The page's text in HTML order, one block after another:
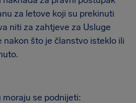
za letove koji su prekinuti
niti za zahtjeve za Usluge
nakon što je članstvo isteklo ili
se podnijeti: